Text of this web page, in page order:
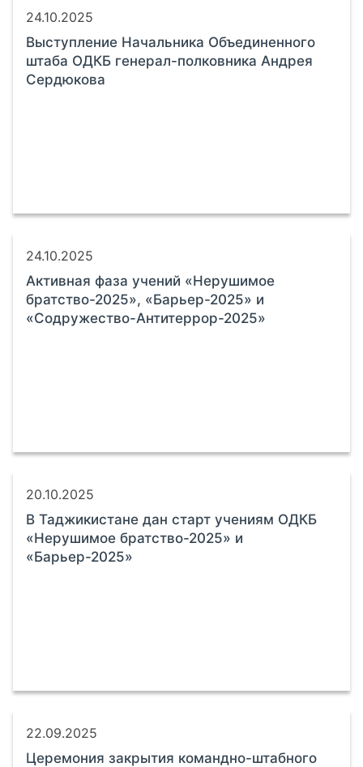
24.10.2025
Выступление Начальника Объединенного
штаба ОДКБ генерал-полковника Андрея
Сердюкова
24.10.2025
Активная фаза учений «Нерушимое
братство-2025», «Барьер-2025» и
«Содружество-Антитеррор-2025»
20.10.2025
В Таджикистане дан старт учениям ОДКБ
«Нерушимое братство-2025» и
«Барьер-2025»
22.09.2025
Церемония закрытия командно-штабного